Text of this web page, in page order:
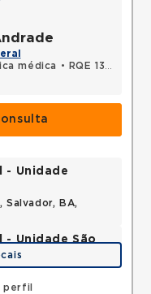
médica •
RQE 13097 - Pneumologia
perfil
- Unidade
Salvador, BA,
- Unidade São
BA,